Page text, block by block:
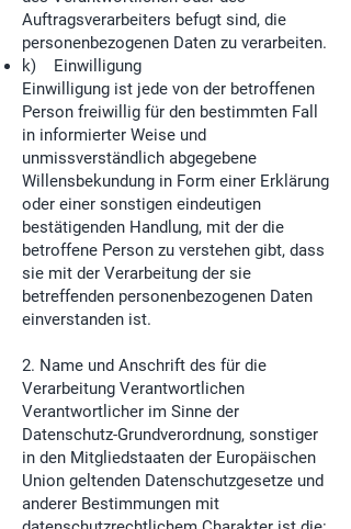
Auftragsverarbeiters befugt sind, die
personenbezogenen Daten zu verarbeiten.
k) Einwilligung
Einwilligung ist jede von der betroffenen
Person freiwillig für den bestimmten Fall
in informierter Weise und
unmissverständlich abgegebene
Willensbekundung in Form einer Erklärung
oder einer sonstigen eindeutigen
bestätigenden Handlung, mit der die
betroffene Person zu verstehen gibt, dass
sie mit der Verarbeitung der sie
betreffenden personenbezogenen Daten
einverstanden ist.
2. Name und Anschrift des für die
Verarbeitung Verantwortlichen
Verantwortlicher im Sinne der
Datenschutz-Grundverordnung, sonstiger
in den Mitgliedstaaten der Europäischen
Union geltenden Datenschutzgesetze und
anderer Bestimmungen mit